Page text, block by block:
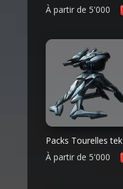
À partir de 5'000
Packs Tourelles tek
À partir de 5'000